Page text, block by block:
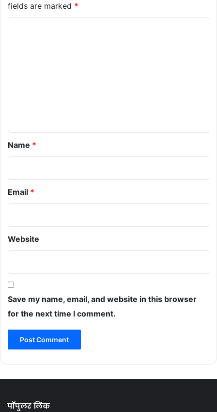
fields are marked *
Name *
Email *
Website
Save my name, email, and website in this browser
for the next time I comment.
पॉपुलर लिंक